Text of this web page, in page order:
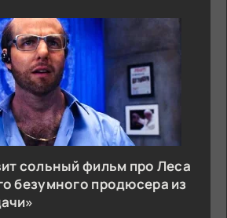
сольный фильм про Леса
безумного продюсера из